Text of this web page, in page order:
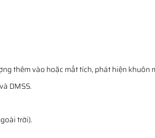
thêm vào hoặc mất tích, phát hiện khuôn
DMSS.
trời).